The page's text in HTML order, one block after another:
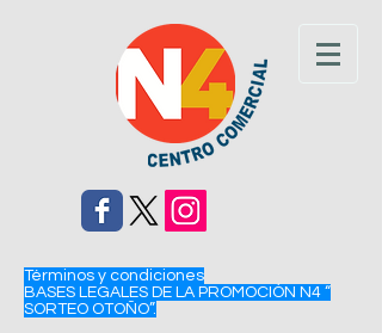
Términos y condiciones
BASES LEGALES DE LA PROMOCIÓN N4 “
SORTEO OTOÑO”.